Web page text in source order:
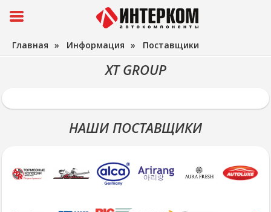
Главная » Информация » Поставщики
XT GROUP
НАШИ ПОСТАВЩИКИ